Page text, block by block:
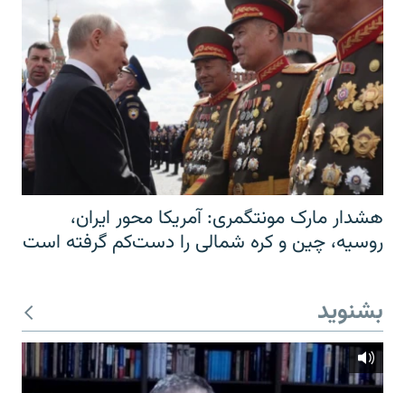
هشدار مارک مونتگمری: آمریکا محور ایران،
روسیه، چین و کره شمالی را دست‌کم گرفته است
بشنوید